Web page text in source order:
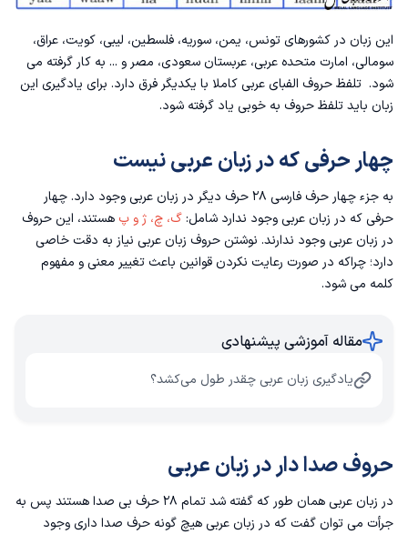
این زبان در کشورهای تونس، یمن، سوریه، فلسطین، لیبی، کویت، عراق،
سومالی، امارت متحده عربی، عربستان سعودی، مصر و ... به کار گرفته می
شود. تلفظ حروف الفبای عربی کاملا با یکدیگر فرق دارد. برای یادگیری این
زبان باید تلفظ حروف به خوبی یاد گرفته شود.
چهار حرفی که در زبان عربی نیست
به جزء چهار حرف فارسی ۲۸ حرف دیگر در زبان عربی وجود دارد. چهار
حرفی که در زبان عربی وجود ندارد شامل:گ، چ، ژ و پ هستند، این حروف
در زبان عربی وجود ندارند. نوشتن حروف زبان عربی نیاز به دقت خاصی
دارد؛ چراکه در صورت رعایت نکردن قوانین باعث تغییر معنی و مفهوم
کلمه می شود.
مقاله آموزشی پیشنهادی
یادگیری زبان عربی چقدر طول می‌کشد؟
حروف صدا دار در زبان عربی
در زبان عربی همان طور که گفته شد تمام ۲۸ حرف بی صدا هستند پس به
جرأت می توان گفت که در زبان عربی هیچ گونه حرف صدا داری وجود